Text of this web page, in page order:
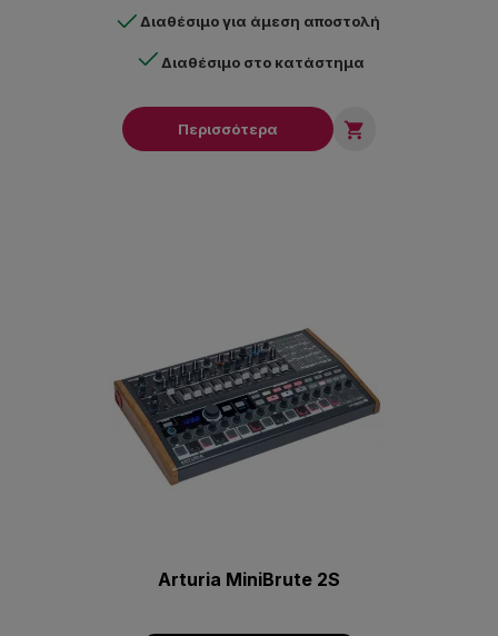
Διαθέσιμο για άμεση αποστολή
Διαθέσιμο στο κατάστημα
Περισσότερα 
Arturia MiniBrute 2S